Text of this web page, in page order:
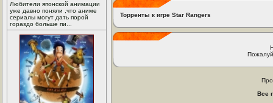
Любители японской анимации
уже давно поняли ,что аниме
сериалы могут дать порой
гораздо больше пи...
Торренты к игре Star Rangers
Все